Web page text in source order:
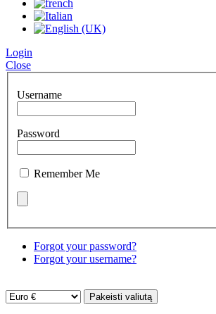
Login
Close
Username
Password
Remember Me
Forgot your password?
Forgot your username?